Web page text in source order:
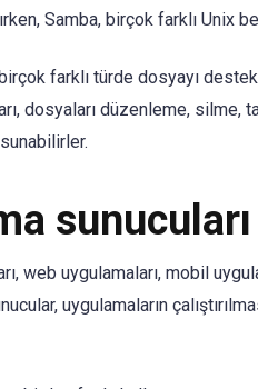
Samba, birçok farklı Unix
farklı türde dosyayı
dosyaları düzenleme,
sunucuları
web uygulamaları, mobil
uygulamaların